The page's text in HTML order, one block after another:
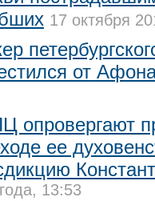
17 октября
от
опровергают
ее
13:53